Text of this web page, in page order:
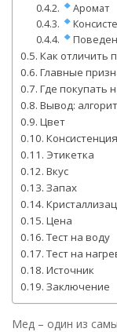
Аромат
Как отличить
Главные
Где покупать
Вывод:
Цвет
Консистенция
Этикетка
Вкус
Запах
Цена
Тест на воду
Тест на
Источник
Заключение
Мед – один из